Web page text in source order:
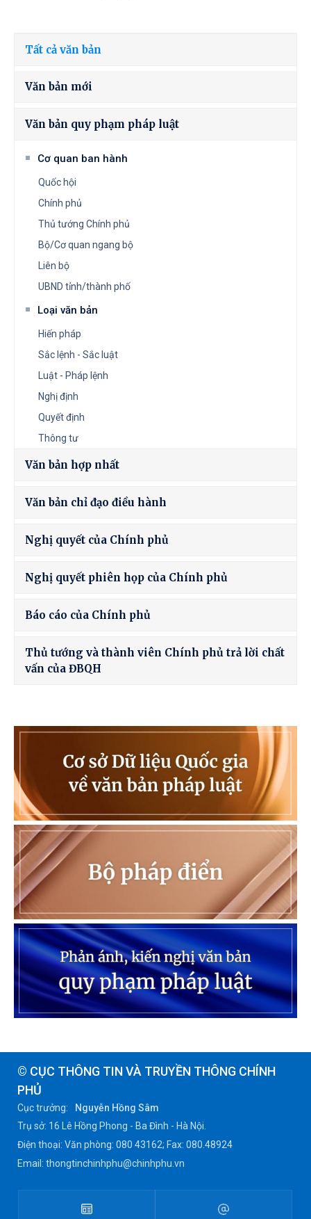
Tất cả văn bản
Văn bản mới
Văn bản quy phạm pháp luật
Cơ quan ban hành
Quốc hội
Chính phủ
Thủ tướng Chính phủ
Bộ/Cơ quan ngang bộ
Liên bộ
UBND tỉnh/thành phố
Loại văn bản
Hiến pháp
Sắc lệnh - Sắc luật
Luật - Pháp lệnh
Nghị định
Quyết định
Thông tư
Văn bản hợp nhất
Văn bản chỉ đạo điều hành
Nghị quyết của Chính phủ
Nghị quyết phiên họp của Chính phủ
Báo cáo của Chính phủ
Thủ tướng và thành viên Chính phủ trả lời chất
vấn của ĐBQH
© CỤC THÔNG TIN VÀ TRUYỀN THÔNG CHÍNH
PHỦ
Cục trưởng:
Nguyễn Hồng Sâm
Trụ sở: 16 Lê Hồng Phong - Ba Đình - Hà Nội.
Điện thoại: Văn phòng: 080 43162; Fax: 080.48924
Email: thongtinchinhphu@chinhphu.vn